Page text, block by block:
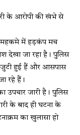
के आरोपी की खंभे से
महकमे में हड़कंप मच
देखा जा रहा है। पुलिस
जुटी हुई हैं और आसपास
रहे हैं।
उपचार जारी है। पुलिस
के बाद ही घटना के
का खुलासा हो